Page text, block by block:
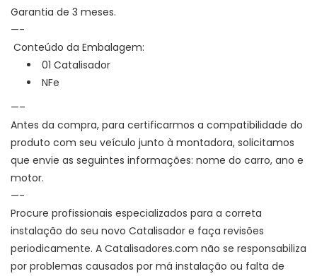
Garantia de 3 meses.
—-
Conteúdo da Embalagem:
01 Catalisador
NFe
—–
Antes da compra, para certificarmos a compatibilidade do
produto com seu veículo junto à montadora, solicitamos
que envie as seguintes informações: nome do carro, ano e
motor.
—-
Procure profissionais especializados para a correta
instalação do seu novo Catalisador e faça revisões
periodicamente. A Catalisadores.com não se responsabiliza
por problemas causados por má instalação ou falta de